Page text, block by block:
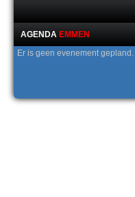
AGENDA EMMEN
Er is geen evenement gepland.